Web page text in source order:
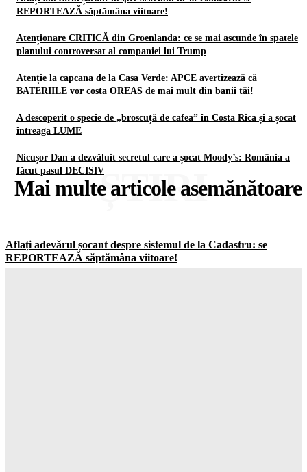
REPORTEAZĂ săptămâna viitoare!
Atenționare CRITICĂ din Groenlanda: ce se mai ascunde în spatele
planului controversat al companiei lui Trump
Atenție la capcana de la Casa Verde: APCE avertizează că
BATERIILE vor costa OREAS de mai mult din banii tăi!
A descoperit o specie de „broscuță de cafea” în Costa Rica și a șocat
întreaga LUME
Nicușor Dan a dezvăluit secretul care a șocat Moody’s: România a
făcut pasul DECISIV
Mai multe articole asemănătoare
ȘTIRI
Aflați adevărul șocant despre sistemul de la Cadastru: se
REPORTEAZĂ săptămâna viitoare!